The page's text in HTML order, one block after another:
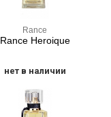
Rance
Rance Heroique
нет в наличии